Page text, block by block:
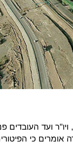
ועד העובדים
כי